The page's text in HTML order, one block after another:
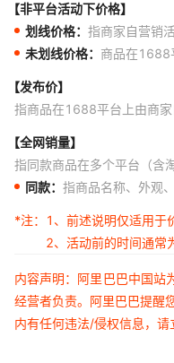
【非平台活动下价格】
划线价格： 指商家自营销
未划线价格： 商品在1688
【发布价】
指商品在1688平台上由商家
【全网销量】
指同款商品在多个平台（含
同款： 指商品名称、外观
*注：
1、前述说明仅适用于
2、活动前的时间通常
内容声明：阿里巴巴中国站
经营者负责。阿里巴巴提醒
内有任何违法/侵权信息，请